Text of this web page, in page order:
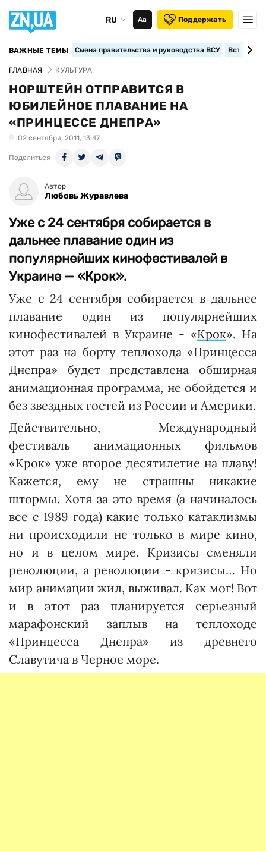
RU Аа Поддержать
ВАЖНЫЕ ТЕМЫ Смена правительства и руководства ВСУ
ГЛАВНАЯ КУЛЬТУРА
НОРШТЕЙН ОТПРАВИТСЯ В
ЮБИЛЕЙНОЕ ПЛАВАНИЕ НА
«ПРИНЦЕССЕ ДНЕПРА»
02 сентября, 2011, 13:47
Поделиться
Автор
Любовь Журавлева
Уже с 24 сентября собирается в
дальнее плавание один из
популярнейших кинофестивалей в
Украине — «Крок».
Уже с 24 сентября собирается в дальнее
плавание один из популярнейших
кинофестивалей в Украине - «Крок». На
этот раз на борту теплохода «Принцесса
Днепра» будет представлена обширная
анимационная программа, не обойдется и
без звездных гостей из России и Америки.
Действительно, Международ­ный
фестиваль анимационных фильмов
«Крок» уже второе десятилетие на плаву!
Кажется, ему не страшны никакие
штормы. Хотя за это время (а начиналось
все с 1989 года) какие только катаклизмы
ни происходили не только в мире кино,
но и в целом мире. Кризисы сменяли
революции, а революции - кризисы… Но
мир анимации жил, выживал. Как мог! Вот
и в этот раз планируется серьезный
марафонский заплыв на теплоходе
«Принцесса Днепра» из древнего
Славутича в Черное море.